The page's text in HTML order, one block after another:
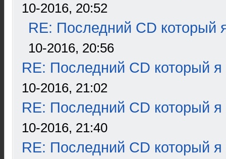
10-2016, 20:52
RE: Последний CD который
10-2016, 20:56
RE: Последний CD который я
10-2016, 21:02
RE: Последний CD который я
10-2016, 21:40
RE: Последний CD который я